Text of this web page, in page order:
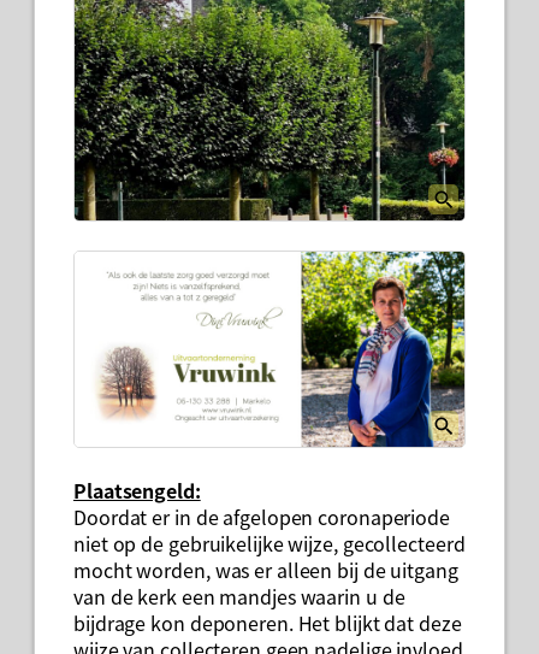
Plaatsengeld:
Doordat er in de afgelopen coronaperiode
niet op de gebruikelijke wijze, gecollecteerd
mocht worden, was er alleen bij de uitgang
van de kerk een mandjes waarin u de
bijdrage kon deponeren. Het blijkt dat deze